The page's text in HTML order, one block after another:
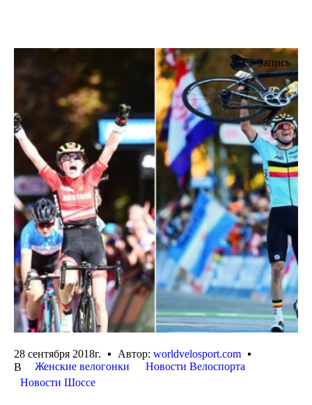
Запись
28 сентября 2018г. Автор: worldvelosport.com
В
Женские велогонки
Новости Велоспорта
Новости Шоссе